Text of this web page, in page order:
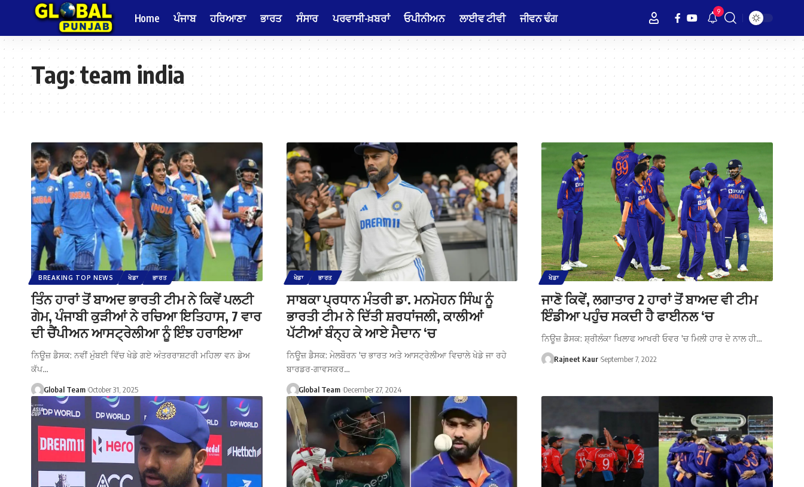
Home ਪੰਜਾਬ ਹਰਿਆਣਾ ਭਾਰਤ ਸੰਸਾਰ ਪਰਵਾਸੀ-ਖ਼ਬਰਾਂ ਓਪੀਨੀਅਨ ਲਾਈਵ ਟੀਵੀ ਜੀਵਨ ਢੰਗ 9
Tag:team india
BREAKING TOP NEWS ਖੇਡਾ ਭਾਰਤ
ਤਿੰਨ ਹਾਰਾਂ ਤੋਂ ਬਾਅਦ ਭਾਰਤੀ ਟੀਮ ਨੇ ਕਿਵੇਂ ਪਲਟੀ
ਗੇਮ, ਪੰਜਾਬੀ ਕੁੜੀਆਂ ਨੇ ਰਚਿਆ ਇਤਿਹਾਸ, 7 ਵਾਰ
ਦੀ ਚੈਂਪੀਅਨ ਆਸਟ੍ਰੇਲੀਆ ਨੂੰ ਇੰਝ ਹਰਾਇਆ
ਨਿਊਜ਼ ਡੈਸਕ: ਨਵੀਂ ਮੁੰਬਈ ਵਿੱਚ ਖੇਡੇ ਗਏ ਅੰਤਰਰਾਸ਼ਟਰੀ ਮਹਿਲਾ ਵਨ ਡੇਅ
ਕੱਪ…
Global Team October 31, 2025
ਖੇਡਾ ਭਾਰਤ
ਸਾਬਕਾ ਪ੍ਰਧਾਨ ਮੰਤਰੀ ਡਾ. ਮਨਮੋਹਨ ਸਿੰਘ ਨੂੰ
ਭਾਰਤੀ ਟੀਮ ਨੇ ਦਿੱਤੀ ਸ਼ਰਧਾਂਜਲੀ, ਕਾਲੀਆਂ
ਪੱਟੀਆਂ ਬੰਨ੍ਹ ਕੇ ਆਏ ਮੈਦਾਨ ‘ਚ
ਨਿਊਜ਼ ਡੈਸਕ: ਮੇਲਬੌਰਨ 'ਚ ਭਾਰਤ ਅਤੇ ਆਸਟ੍ਰੇਲੀਆ ਵਿਚਾਲੇ ਖੇਡੇ ਜਾ ਰਹੇ
ਬਾਰਡਰ-ਗਾਵਸਕਰ…
Global Team December 27, 2024
ਖੇਡਾ
ਜਾਣੋ ਕਿਵੇਂ, ਲਗਾਤਾਰ 2 ਹਾਰਾਂ ਤੋਂ ਬਾਅਦ ਵੀ ਟੀਮ
ਇੰਡੀਆ ਪਹੁੰਚ ਸਕਦੀ ਹੈ ਫਾਈਨਲ ‘ਚ
ਨਿਊਜ਼ ਡੈਸਕ: ਸ਼੍ਰੀਲੰਕਾ ਖਿਲਾਫ ਆਖਰੀ ਓਵਰ 'ਚ ਮਿਲੀ ਹਾਰ ਦੇ ਨਾਲ ਹੀ…
Rajneet Kaur September 7, 2022